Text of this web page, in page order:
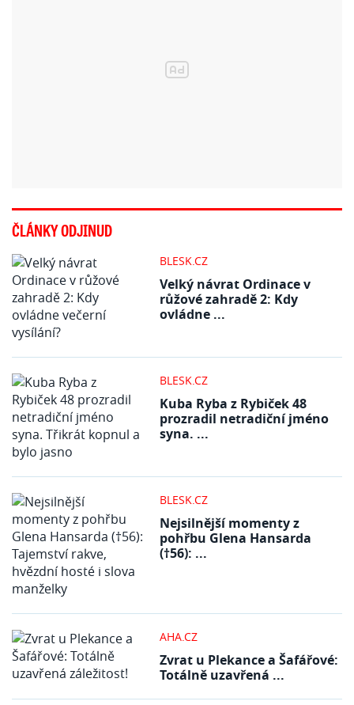
ČLÁNKY ODJINUD
BLESK.CZ
Velký návrat Ordinace v
růžové zahradě 2: Kdy
ovládne ...
BLESK.CZ
Kuba Ryba z Rybiček 48
prozradil netradiční jméno
syna. ...
BLESK.CZ
Nejsilnější momenty z
pohřbu Glena Hansarda
(†56): ...
AHA.CZ
Zvrat u Plekance a Šafářové:
Totálně uzavřená ...